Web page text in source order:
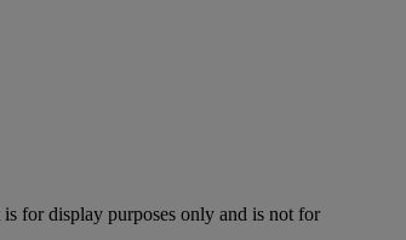
for display purposes only and is not for